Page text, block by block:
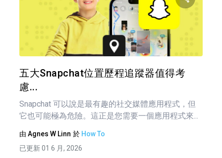
五大Snapchat位置歷程追蹤器值得考
慮...
Snapchat 可以說是最有趣的社交媒體應用程式，但
它也可能極為危險。這正是您需要一個應用程式來...
由 Agnes W Linn 於 How To
已更新 01 6 月, 2026